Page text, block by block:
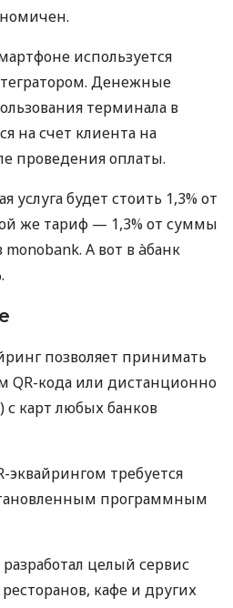
используется
Денежные
терминала в
на счет клиента на
проведения оплаты.
услуга будет стоить 1,3% от
же тариф — 1,3% от суммы
А вот в àбанк
позволяет принимать
QR-кода или дистанционно
с карт любых банков
эквайрингом требуется
программным
целый сервис
кафе и других